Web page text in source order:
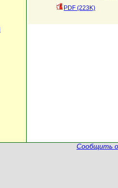
PDF (223K)
Сообщить о